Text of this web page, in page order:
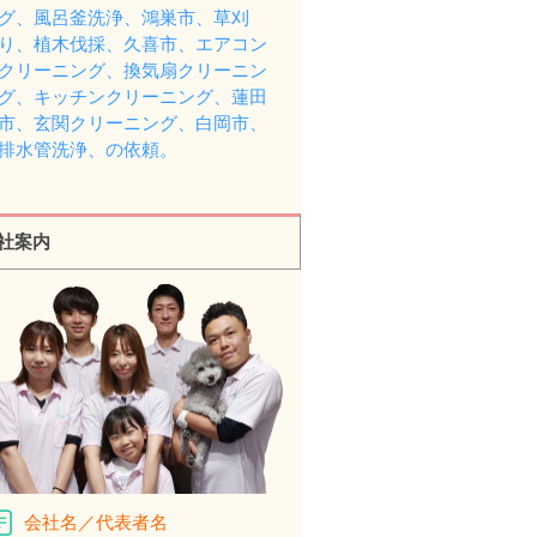
、風呂釜洗浄、鴻巣市、草刈
、植木伐採、久喜市、エアコン
リーニング、換気扇クリーニン
、キッチンクリーニング、蓮田
、玄関クリーニング、白岡市、
水管洗浄、の依頼。
案内
会社名／代表者名